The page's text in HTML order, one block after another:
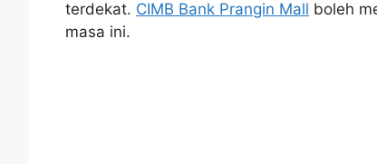
terdekat. CIMB Bank Prangin Mall boleh
masa ini.